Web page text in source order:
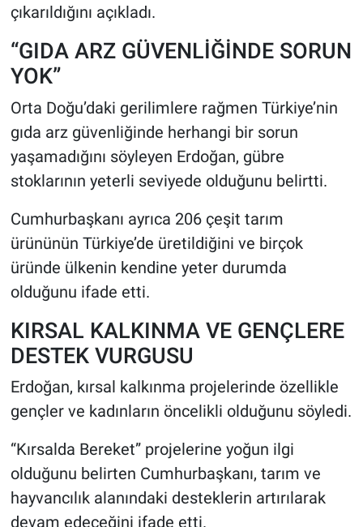
çıkarıldığını açıkladı.
“GIDA ARZ GÜVENLİĞİNDE SORUN
YOK”
Orta Doğu’daki gerilimlere rağmen Türkiye’nin
gıda arz güvenliğinde herhangi bir sorun
yaşamadığını söyleyen Erdoğan, gübre
stoklarının yeterli seviyede olduğunu belirtti.
Cumhurbaşkanı ayrıca 206 çeşit tarım
ürününün Türkiye’de üretildiğini ve birçok
üründe ülkenin kendine yeter durumda
olduğunu ifade etti.
KIRSAL KALKINMA VE GENÇLERE
DESTEK VURGUSU
Erdoğan, kırsal kalkınma projelerinde özellikle
gençler ve kadınların öncelikli olduğunu söyledi.
“Kırsalda Bereket” projelerine yoğun ilgi
olduğunu belirten Cumhurbaşkanı, tarım ve
hayvancılık alanındaki desteklerin artırılarak
devam edeceğini ifade etti.